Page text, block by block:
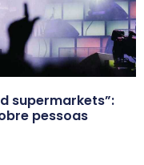
supermarkets”:
pessoas